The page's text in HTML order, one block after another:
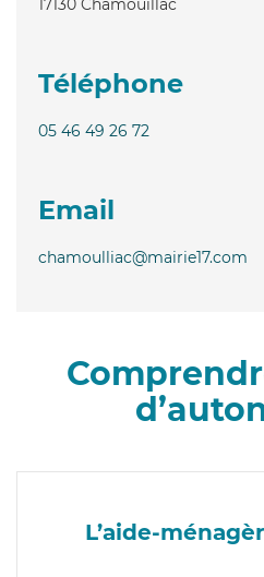
17130 Chamouillac
Téléphone
05 46 49 26 72
Email
chamoulliac@mairie17.com
L’aide-